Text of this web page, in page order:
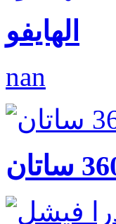
الهايفو
nan